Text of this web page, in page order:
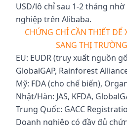
USD/lô chỉ sau 1-2 tháng
nghiệp trên Alibaba.
CHỨNG CHỈ CẦN THIẾT DỂ
SANG THỊ
EU: EUDR (truy xuất nguồn
GlobalGAP, Rainforest
Mỹ: FDA (cho chế biến),
Nhật/Hàn: JAS, KFDA,
Trung Quốc: GACC
Doanh nghiệp có đầy đủ